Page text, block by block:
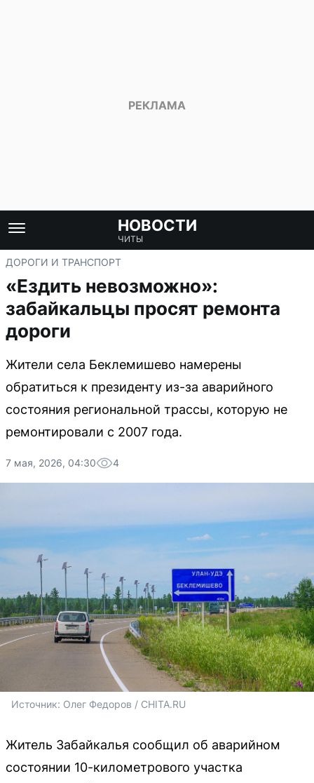
НОВОСТИ
ЧИТЫ
ДОРОГИ И ТРАНСПОРТ
«Ездить невозможно»:
забайкальцы просят ремонта
дороги
Жители села Беклемишево намерены
обратиться к президенту из-за аварийного
состояния региональной трассы, которую не
ремонтировали с 2007 года.
7 мая, 2026, 04:30 4
Источник: Олег Федоров / CHITA.RU
Житель Забайкалья сообщил об аварийном
состоянии 10-километрового участка